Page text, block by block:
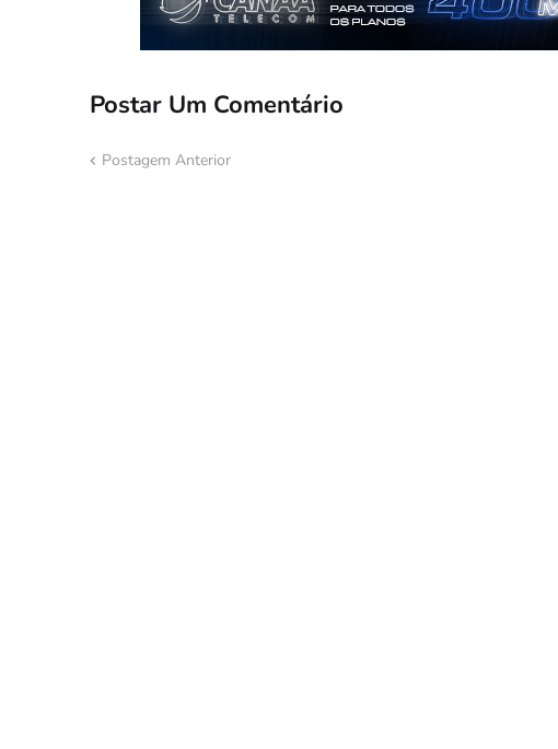
Postar Um Comentário
Postagem Anterior